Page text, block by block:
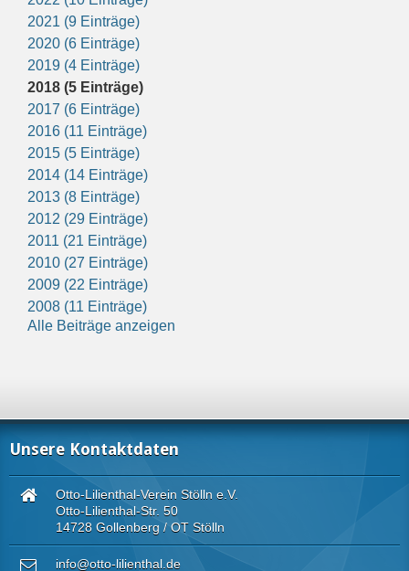
2021 (9 Einträge)
2020 (6 Einträge)
2019 (4 Einträge)
2018 (5 Einträge)
2017 (6 Einträge)
2016 (11 Einträge)
2015 (5 Einträge)
2014 (14 Einträge)
2013 (8 Einträge)
2012 (29 Einträge)
2011 (21 Einträge)
2010 (27 Einträge)
2009 (22 Einträge)
2008 (11 Einträge)
Alle Beiträge anzeigen
Unsere Kontaktdaten
Otto-Lilienthal-Verein Stölln e.V.
Otto-Lilienthal-Str. 50
14728 Gollenberg / OT Stölln
info@otto-lilienthal.de